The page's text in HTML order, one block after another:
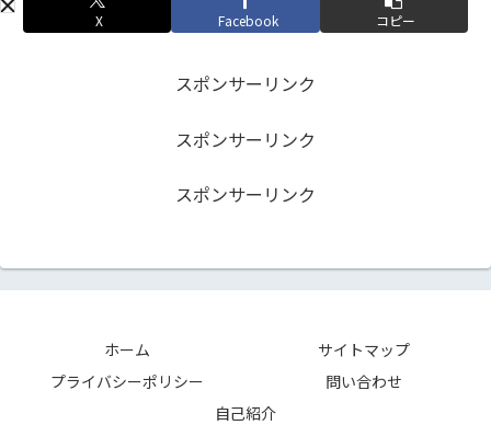
X Facebook コピー
スポンサーリンク
スポンサーリンク
スポンサーリンク
ホーム
サイトマップ
プライバシーポリシー
問い合わせ
自己紹介